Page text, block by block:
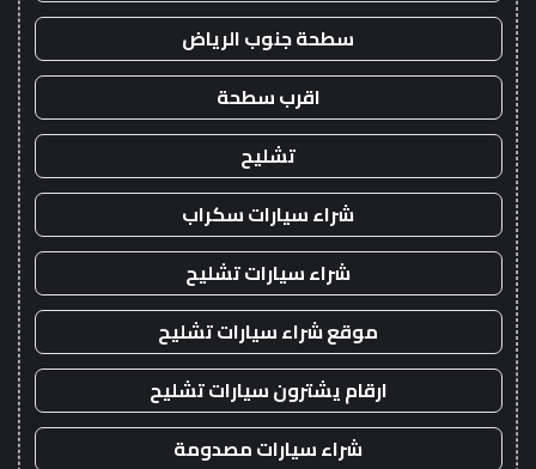
سطحة جنوب الرياض
اقرب سطحة
تشليح
شراء سيارات سكراب
شراء سيارات تشليح
موقع شراء سيارات تشليح
ارقام يشترون سيارات تشليح
شراء سيارات مصدومة